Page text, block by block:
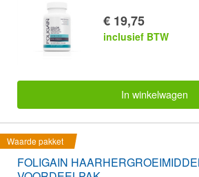
€ 19,75
inclusief BTW
In winkelwagen
Waarde pakket
FOLIGAIN